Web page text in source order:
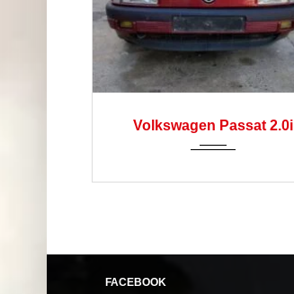
Volkswagen Passat 2.0i
FACEBOOK